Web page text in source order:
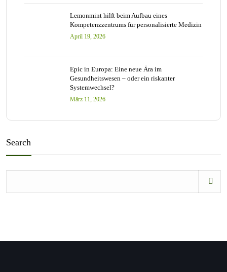
Lemonmint hilft beim Aufbau eines
Kompetenzzentrums für personalisierte Medizin
April 19, 2026
Epic in Europa: Eine neue Ära im
Gesundheitswesen – oder ein riskanter
Systemwechsel?
März 11, 2026
Search